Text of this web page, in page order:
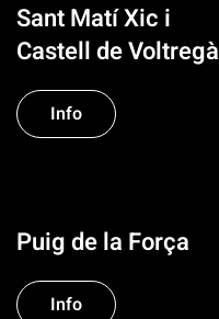
Sant Matí Xic i
Castell de Voltregà
Info
Puig de la Força
Info